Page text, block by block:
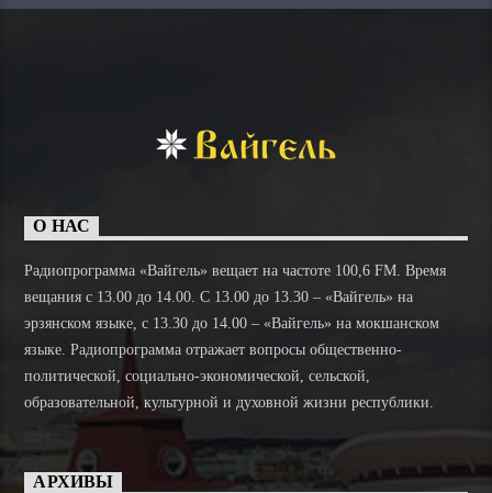
О НАС
Радиопрограмма «Вайгель» вещает на частоте 100,6 FM. Время
вещания с 13.00 до 14.00. C 13.00 до 13.30 – «Вайгель» на
эрзянском языке, с 13.30 до 14.00 – «Вайгель» на мокшанском
языке. Радиопрограмма отражает вопросы общественно-
политической, социально-экономической, сельской,
образовательной, культурной и духовной жизни республики.
АРХИВЫ